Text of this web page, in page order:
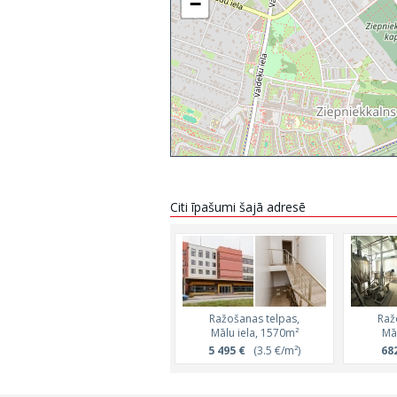
Citi īpašumi šajā adresē
Ražošanas telpas,
Mālu iela, 1570m²
5 495 € (3.5 €/m²)